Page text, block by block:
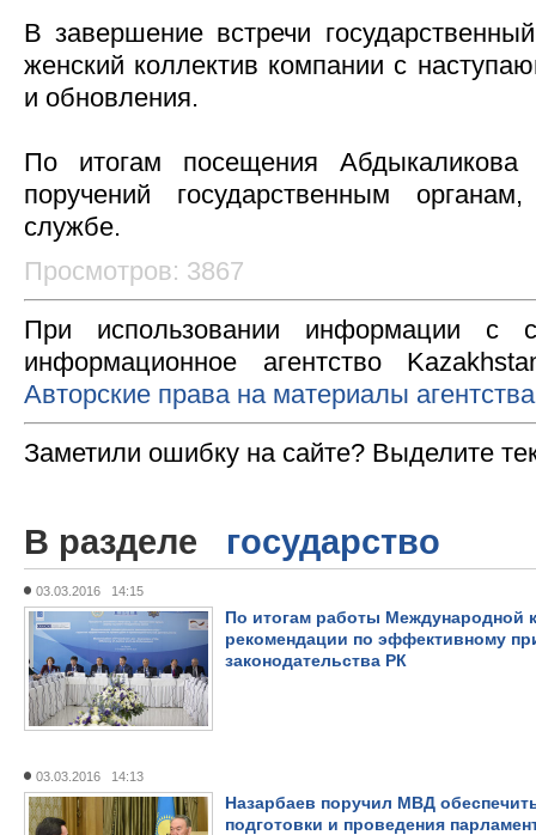
В завершение встречи
женский коллектив компании с
и обновления.
По итогам посещения Абдыкаликова
поручений государственным
службе.
Просмотров: 3867
При использовании информации с
информационное агентство
Авторские права на материалы
Заметили ошибку на сайте? Выделите
В разделе государство
03.03.2016 14:15
По итогам работы Международной
рекомендации по эффективному
законодательства РК
03.03.2016 14:13
Назарбаев поручил МВД
подготовки и проведения